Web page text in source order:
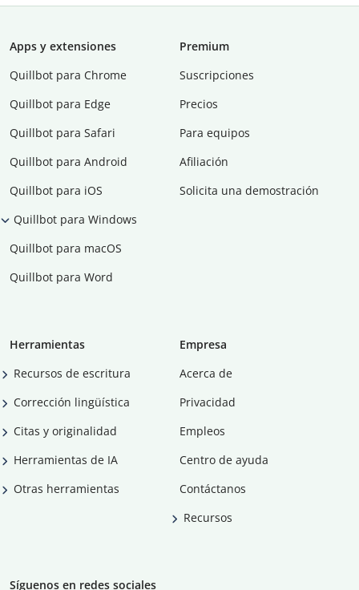
Apps y extensiones
Quillbot para Chrome
Quillbot para Edge
Quillbot para Safari
Quillbot para Android
Quillbot para iOS
Quillbot para Windows
Quillbot para macOS
Quillbot para Word
Premium
Suscripciones
Precios
Para equipos
Afiliación
Solicita una demostración
Herramientas
Recursos de escritura
Corrección lingüística
Citas y originalidad
Herramientas de IA
Otras herramientas
Empresa
Acerca de
Privacidad
Empleos
Centro de ayuda
Contáctanos
Recursos
Síguenos en redes sociales